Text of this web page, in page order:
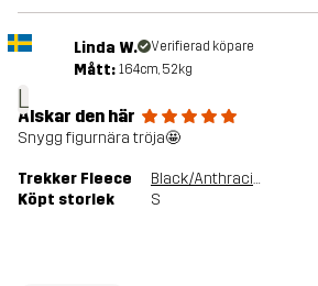
L
Linda W. Verifierad köpare
Mått: 164cm, 52kg
Älskar den här
Snygg figurnära tröja🤩
Trekker Fleece
Black/Anthracite
Köpt storlek
S